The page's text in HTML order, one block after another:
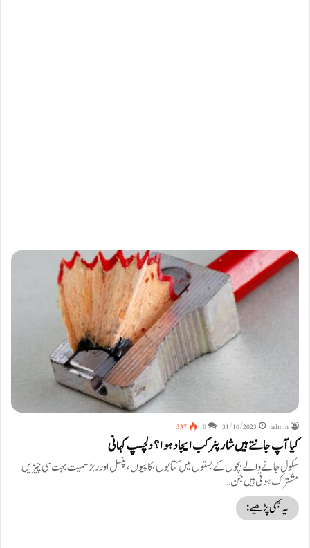
admin
31/10/2023
0
337
کیا آپ جانتے ہیں شارپنر کب ایجاد ہوا ؟ دلچسپ کہانی
سکول جانے والے بچوں کے بستوں میں کتابوں، کاپیوں، پنسل اور ربڑ سمیت بہت سی چیزیں
مشترک ہوتی ہیں جن…
یہ بھی پڑھیے: